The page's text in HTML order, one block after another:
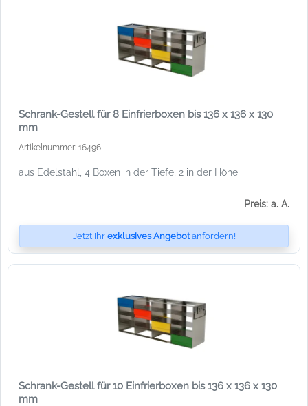
Schrank-Gestell für 8 Einfrierboxen bis 136 x 136 x 130
mm
Artikelnummer: 16496
aus Edelstahl, 4 Boxen in der Tiefe, 2 in der Höhe
Preis: a. A.
Jetzt Ihr exklusives Angebotanfordern!
Schrank-Gestell für 10 Einfrierboxen bis 136 x 136 x 130
mm